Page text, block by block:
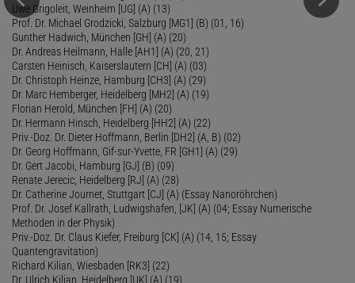
Uwe Grigoleit, Weinheim [UG] (A) (13)
Prof. Dr. Michael Grodzicki, Salzburg [MG1] (B) (01, 16)
Gunther Hadwich, München [GH] (A) (20)
Dr. Andreas Heilmann, Halle [AH1] (A) (20, 21)
Carsten Heinisch, Kaiserslautern [CH] (A) (03)
Dr. Christoph Heinze, Hamburg [CH3] (A) (29)
Dr. Marc Hemberger, Heidelberg [MH2] (A) (19)
Florian Herold, München [FH] (A) (20)
Dr. Hermann Hinsch, Heidelberg [HH2] (A) (22)
Priv.-Doz. Dr. Dieter Hoffmann, Berlin [DH2] (A, B) (02)
Dr. Georg Hoffmann, Gif-sur-Yvette, FR [GH1] (A) (29)
Dr. Gert Jacobi, Hamburg [GJ] (B) (09)
Renate Jerecic, Heidelberg [RJ] (A) (28)
Dr. Catherine Journet, Stuttgart [CJ] (A) (Essay Nanoröhrchen)
Prof. Dr. Josef Kallrath, Ludwigshafen, [JK] (A) (04; Essay Numerische
Methoden in der Physik)
Priv.-Doz. Dr. Claus Kiefer, Freiburg [CK] (A) (14, 15; Essay
Quantengravitation)
Richard Kilian, Wiesbaden [RK3] (22)
Dr. Ulrich Kilian, Heidelberg [UK] (A) (19)